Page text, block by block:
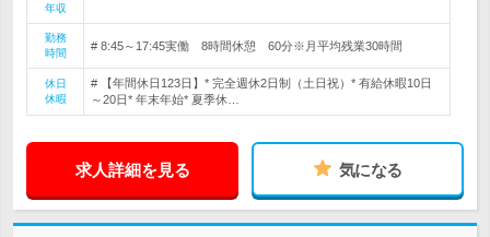
年収
勤務
時間
# 8:45～17:45実働 8時間休憩 60分※月平均残業30時間
休日
休暇
# 【年間休日123日】* 完全週休2日制（土日祝）* 有給休暇10日
～20日* 年末年始* 夏季休…
求人詳細を見る 気になる